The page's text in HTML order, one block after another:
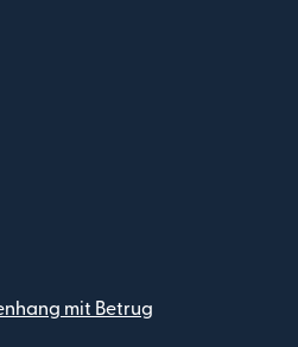
mit Betrug